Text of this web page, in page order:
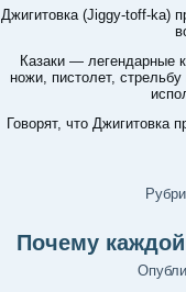
Джигитовка (Jiggy-toff-ka)
Казаки — легендарные
ножи, пистолет,
Говорят, что Джигитовка
Почему